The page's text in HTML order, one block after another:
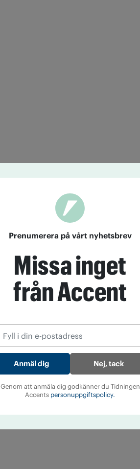
Prenumerera på vårt nyhetsbrev
Missa inget
från Accent
Nej, tack
Genom att anmäla dig godkänner du Tidningen
Accents personuppgiftspolicy.